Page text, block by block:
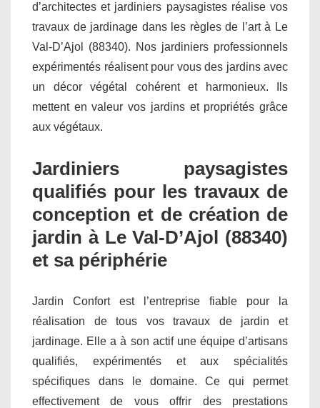
d’architectes et jardiniers paysagistes réalise vos
travaux de jardinage dans les règles de l’art à Le
Val-D’Ajol (88340). Nos jardiniers professionnels
expérimentés réalisent pour vous des jardins avec
un décor végétal cohérent et harmonieux. Ils
mettent en valeur vos jardins et propriétés grâce
aux végétaux.
Jardiniers paysagistes
qualifiés pour les travaux de
conception et de création de
jardin à Le Val-D’Ajol (88340)
et sa périphérie
Jardin Confort est l’entreprise fiable pour la
réalisation de tous vos travaux de jardin et
jardinage. Elle a à son actif une équipe d’artisans
qualifiés, expérimentés et aux spécialités
spécifiques dans le domaine. Ce qui permet
effectivement de vous offrir des prestations